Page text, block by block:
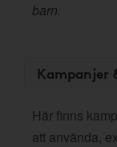
barn.
Kampanjer
Här finns
att använda,